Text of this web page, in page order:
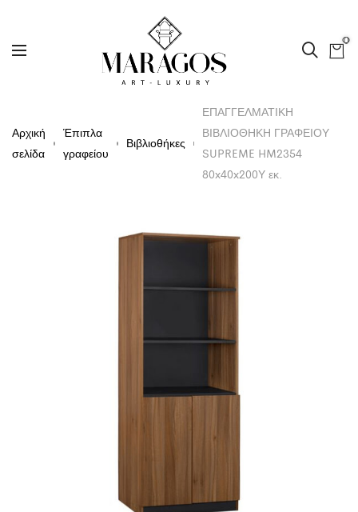
0
Αρχική
σελίδα
Έπιπλα
γραφείου
Βιβλιοθήκες
ΕΠΑΓΓΕΛΜΑΤΙΚΗ
ΒΙΒΛΙΟΘΗΚΗ ΓΡΑΦΕΙΟΥ
SUPREME HM2354
80x40x200Υ εκ.